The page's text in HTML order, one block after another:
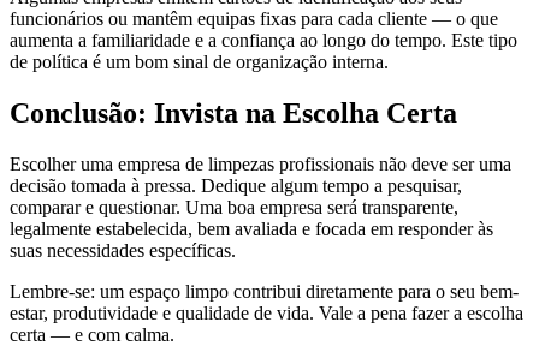
funcionários ou mantêm equipas fixas para cada cliente — o que
aumenta a familiaridade e a confiança ao longo do tempo. Este tipo
de política é um bom sinal de organização interna.
Conclusão: Invista na Escolha Certa
Escolher uma empresa de limpezas profissionais não deve ser uma
decisão tomada à pressa. Dedique algum tempo a pesquisar,
comparar e questionar. Uma boa empresa será transparente,
legalmente estabelecida, bem avaliada e focada em responder às
suas necessidades específicas.
Lembre-se: um espaço limpo contribui diretamente para o seu bem-
estar, produtividade e qualidade de vida. Vale a pena fazer a escolha
certa — e com calma.